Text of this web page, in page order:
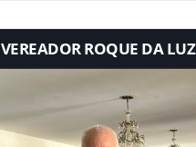
VEREADOR ROQUE DA LUZ